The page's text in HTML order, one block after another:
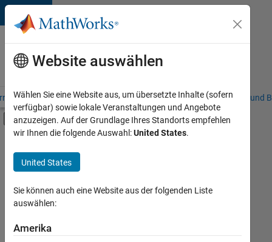
Weiter zum Inhalt
Karriere
bei
MathWorks
– Übersicht Stellensuche Niederlassungen Studierende und
Umschaltung für Off-Canvas-
Hauptinhalt
Education Sales
Sales Operations
Finance and Operations
Human Resources
Legal
+4
Derzeit
Website auswählen
Wählen Sie eine Website aus, um übersetzte Inhalte (sofern
verfügbar) sowie lokale Veranstaltungen und Angebote
anzuzeigen. Auf der Grundlage Ihres Standorts empfehlen
wir Ihnen die folgende Auswahl:United States.
United States
Sie können auch eine Website aus der folgenden Liste
auswählen:
Amerika